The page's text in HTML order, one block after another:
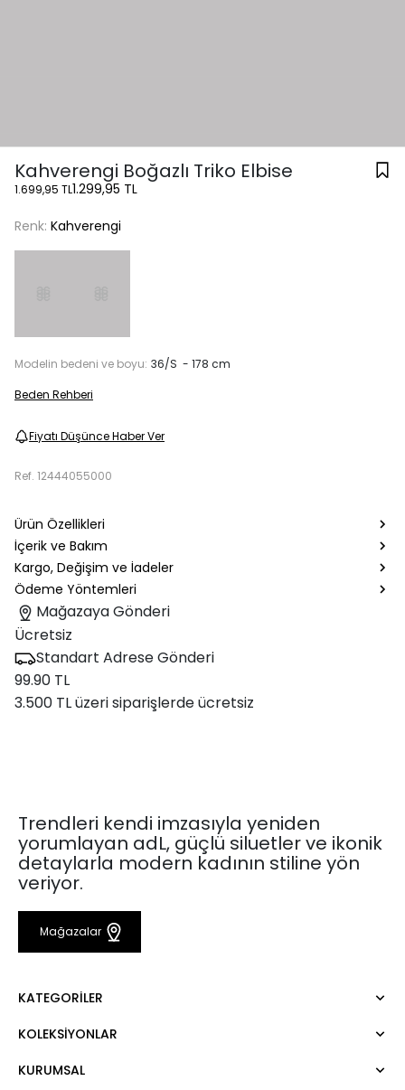
Kahverengi Boğazlı Triko Elbise
1.699,95 TL1.299,95 TL
Renk: Kahverengi
Modelin bedeni ve boyu: 36/S - 178 cm
Beden Rehberi
Fiyatı Düşünce Haber Ver
Ref. 12444055000
Ürün Özellikleri
İçerik ve Bakım
Kargo, Değişim ve İadeler
Ödeme Yöntemleri
Mağazaya Gönderi
Ücretsiz
Standart Adrese Gönderi
99.90 TL
3.500 TL üzeri siparişlerde ücretsiz
Trendleri kendi imzasıyla yeniden
yorumlayan adL, güçlü siluetler ve ikonik
detaylarla modern kadının stiline yön
veriyor.
Mağazalar
KATEGORILER
Elbise
KOLEKSIYONLAR
Mert Aslan
KURUMSAL